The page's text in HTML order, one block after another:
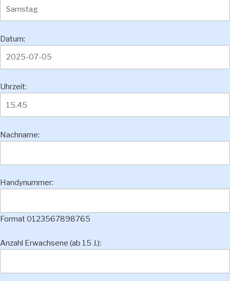
Datum:
Uhrzeit:
Nachname:
Handynummer:
Format 0123567898765
Anzahl Erwachsene (ab 15 J.):